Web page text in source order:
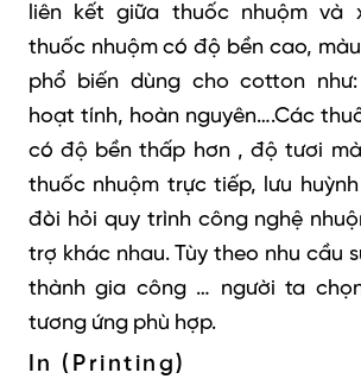
liên kết giữa thuốc nhuộm và
thuốc nhuộm có độ bền cao,
phổ biến dùng cho cotton
hoạt tính, hoàn nguyên….Các
có độ bền thấp hơn , độ tươi
thuốc nhuộm trực tiếp, lưu
đòi hỏi quy trình công nghệ
trợ khác nhau. Tùy theo nhu cầu
thành gia công … người ta
tương ứng phù hợp.
In (Printing)